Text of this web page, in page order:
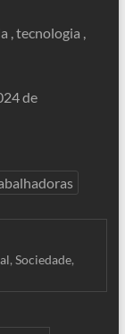
, tecnologia ,
de
, Sociedade,